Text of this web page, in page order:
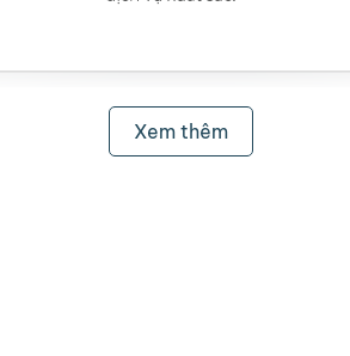
Xem thêm